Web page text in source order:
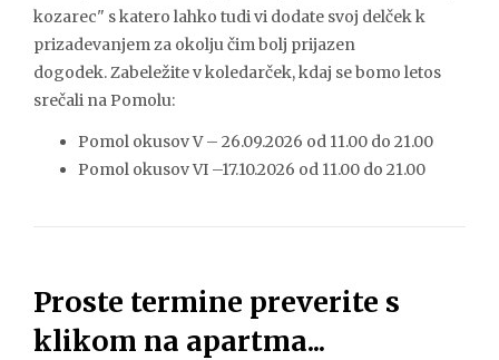
kozarec" s katero lahko tudi vi dodate svoj delček k
prizadevanjem za okolju čim bolj prijazen
dogodek. Zabeležite v koledarček, kdaj se bomo letos
srečali na Pomolu:
Pomol okusov V – 26.09.2026 od 11.00 do 21.00
Pomol okusov VI –17.10.2026 od 11.00 do 21.00
Proste termine preverite s
klikom na apartma...